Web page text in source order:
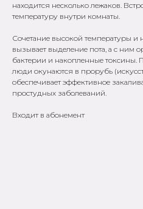
находится несколько лежаков.
температуру внутри комнаты.
Сочетание высокой температуры и
вызывает выделение пота, а с ним
бактерии и накопленные токсины.
люди окунаются в прорубь
обеспечивает эффективное
простудных заболеваний.
Входит в абонемент